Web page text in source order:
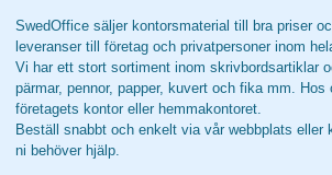
SwedOffice säljer kontorsmaterial till bra priser
leveranser till företag och privatpersoner inom
Vi har ett stort sortiment inom skrivbordsartiklar
pärmar, pennor, papper, kuvert och fika mm. Hos
företagets kontor eller hemmakontoret.
Beställ snabbt och enkelt via vår webbplats eller
ni behöver hjälp.